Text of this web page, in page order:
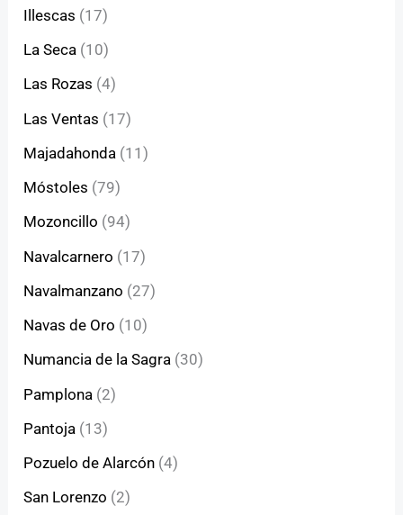
Illescas (17)
La Seca (10)
Las Rozas (4)
Las Ventas (17)
Majadahonda (11)
Móstoles (79)
Mozoncillo (94)
Navalcarnero (17)
Navalmanzano (27)
Navas de Oro (10)
Numancia de la Sagra (30)
Pamplona (2)
Pantoja (13)
Pozuelo de Alarcón (4)
San Lorenzo (2)